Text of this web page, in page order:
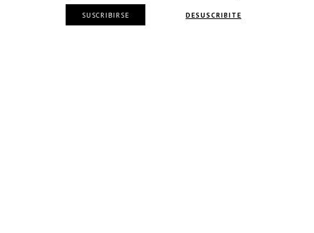
DESUSCRIBITE
SUSCRIBIRSE